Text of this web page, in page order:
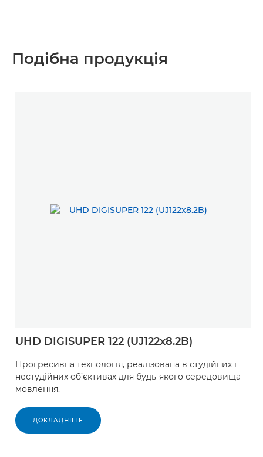
Подібна продукція
UHD DIGISUPER 122 (UJ122x8.2B)
Прогресивна технологія, реалізована в студійних і
нестудійних об’єктивах для будь-якого середовища
мовлення.
ДОКЛАДНІШЕ